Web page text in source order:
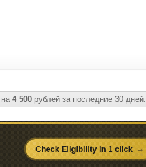
на4 500 рублей за последние 30 дней.